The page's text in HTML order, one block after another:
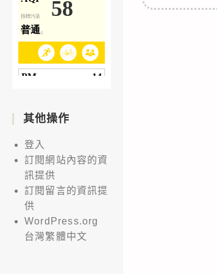
其他操作
登入
訂閱網站內容的資
訊提供
訂閱留言的資訊提
供
WordPress.org
台灣繁體中文